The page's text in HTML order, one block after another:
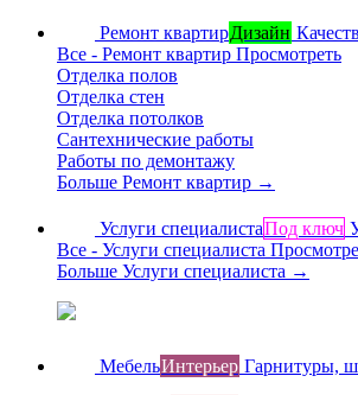
Ремонт квартирДизайн
Все - Ремонт квартир Просмотреть
Отделка полов
Отделка стен
Отделка потолков
Сантехнические работы
Работы по демонтажу
Больше Ремонт квартир →
Услуги специалистаПод ключ
Все - Услуги специалиста
Больше Услуги специалиста →
МебельИнтерьер Гарнитуры,